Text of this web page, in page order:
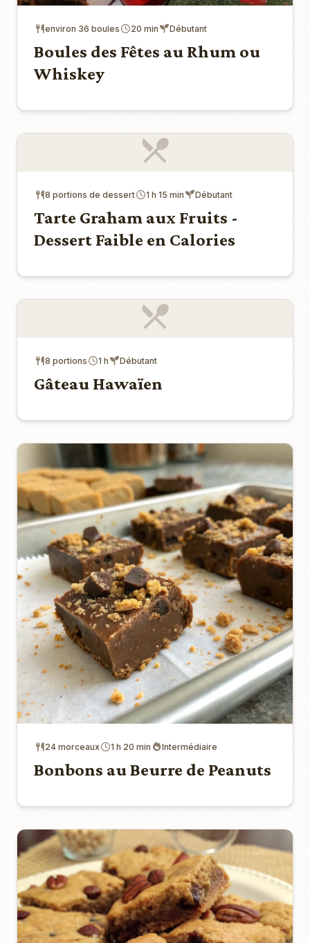
environ 36 boules 20 min Débutant
Boules des Fêtes au Rhum ou
Whiskey
8 portions de dessert 1 h 15 min Débutant
Tarte Graham aux Fruits -
Dessert Faible en Calories
8 portions 1 h Débutant
Gâteau Hawaïen
24 morceaux 1 h 20 min Intermédiaire
Bonbons au Beurre de Peanuts